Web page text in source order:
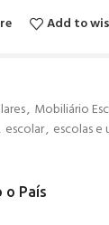
Add to
, Mobiliário
escolar, escolas e
o País